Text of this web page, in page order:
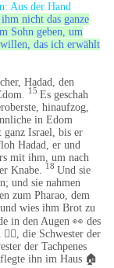
Aus der Hand
nicht das ganze
Sohn geben, um
das ich erwählt
Hadad, den
15Es geschah
hinaufzog,
in Edom
ganz Israel, bis er
Hadad, er und
mit ihm, um nach
Knabe.
18Und sie
und sie nahmen
zum Pharao, dem
und wies ihm Brot zu
in den Augen 👀 des
die Schwester der
der Tachpenes
ihn im Haus 🏠